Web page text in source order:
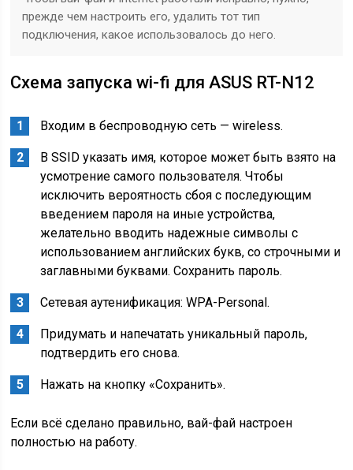
прежде чем настроить его, удалить тот тип
подключения, какое использовалось до него.
Схема запуска wi-fi для ASUS RT-N12
Входим в беспроводную сеть — wireless.
В SSID указать имя, которое может быть взято на
усмотрение самого пользователя. Чтобы
исключить вероятность сбоя с последующим
введением пароля на иные устройства,
желательно вводить надежные символы с
использованием английских букв, со строчными и
заглавными буквами. Сохранить пароль.
Сетевая аутенификация: WPA-Personal.
Придумать и напечатать уникальный пароль,
подтвердить его снова.
Нажать на кнопку «Сохранить».
Если всё сделано правильно, вай-фай настроен
полностью на работу.